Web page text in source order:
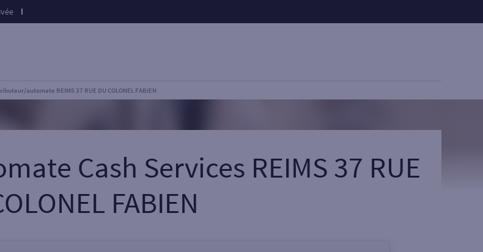
automate REIMS 37 RUE DU COLONEL FABIEN
Cash Services REIMS 37 RUE
FABIEN